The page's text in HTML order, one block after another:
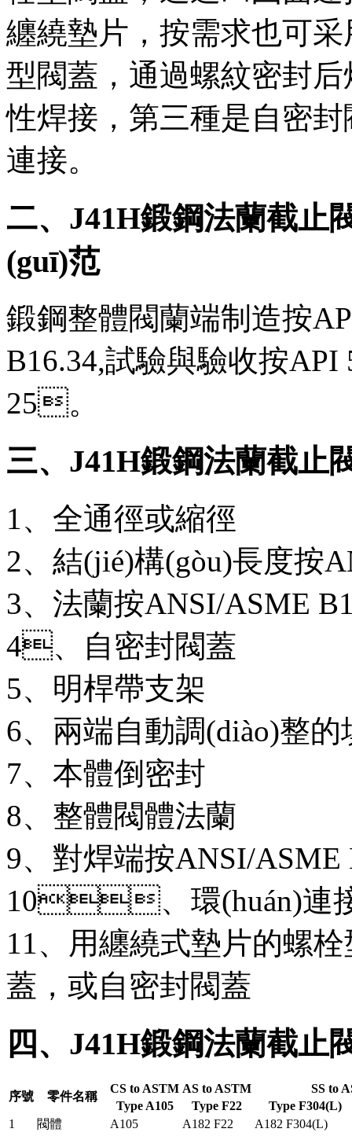
纏繞墊片，按需求也可采
型閥蓋，通過螺紋密封
性焊接，第三種是自密封
連接。
二、J41H鍛鋼法蘭截止
(guī)范
鍛鋼整體閥蘭端制造按
B16.34,試驗與驗收按API
25。
三、J41H鍛鋼法蘭截止
1、全通徑或縮徑
2、結(jié)構(gòu)長度按
3、法蘭按ANSI/ASME
4、自密封閥蓋
5、明桿帶支架
6、兩端自動調(diào)整
7、本體倒密封
8、整體閥體法蘭
9、對焊端按ANSI/ASME
10、環(huán)連
11、用纏繞式墊片的螺栓
蓋，或自密封閥蓋
四、J41H鍛鋼法蘭截止
序號 零件名稱
CS to ASTM AS to ASTM
SS to
Type A105
Type F22
Type F304(L)
1
閥體 A105 A182 F22
A182 F304(L)